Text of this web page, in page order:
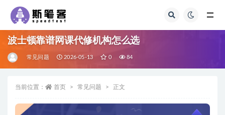
波士顿靠谱网课代修机构怎么选
常见问题 2026-05-13 0 84
当前位置： 首页 常见问题 正文